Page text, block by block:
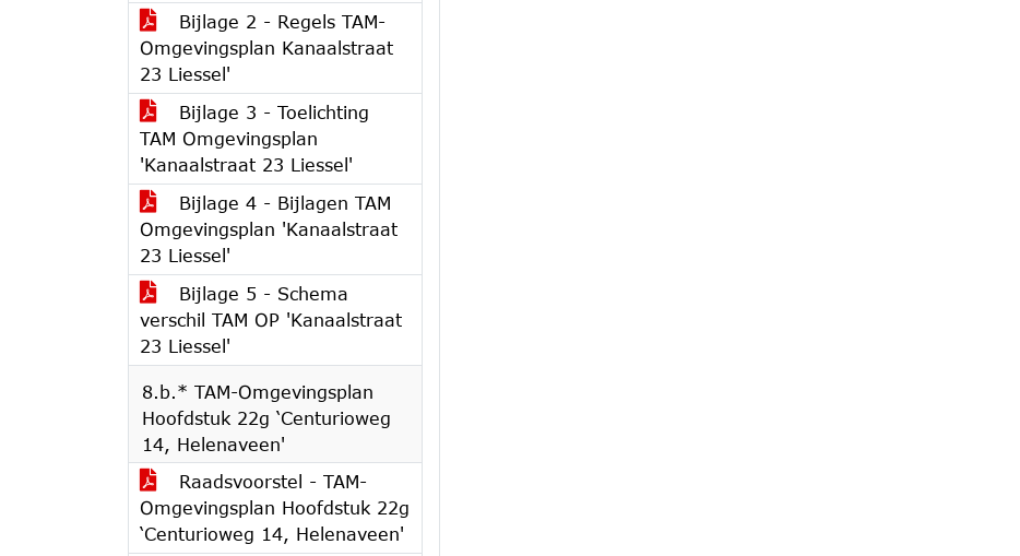
Bijlage 2 - Regels TAM-
Omgevingsplan Kanaalstraat
23 Liessel'
Bijlage 3 - Toelichting
TAM Omgevingsplan
'Kanaalstraat 23 Liessel'
Bijlage 4 - Bijlagen TAM
Omgevingsplan 'Kanaalstraat
23 Liessel'
Bijlage 5 - Schema
verschil TAM OP 'Kanaalstraat
23 Liessel'
8.b.* TAM-Omgevingsplan
Hoofdstuk 22g ‘Centurioweg
14, Helenaveen'
Raadsvoorstel - TAM-
Omgevingsplan Hoofdstuk 22g
‘Centurioweg 14, Helenaveen'